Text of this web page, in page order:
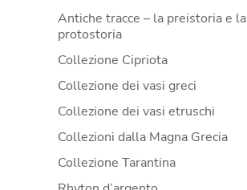
Antiche tracce – la preistoria e la
protostoria
Collezione Cipriota
Collezione dei vasi greci
Collezione dei vasi etruschi
Collezioni dalla Magna Grecia
Collezione Tarantina